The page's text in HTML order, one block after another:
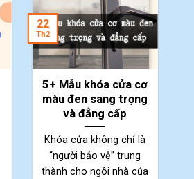
5+ Mẫu khóa cửa cơ
màu đen sang trọng
và đẳng cấp
Khóa cửa không chỉ là
“người bảo vệ” trung
thành cho ngôi nhà của
22
Th2